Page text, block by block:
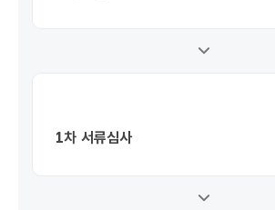
1차 서류심사